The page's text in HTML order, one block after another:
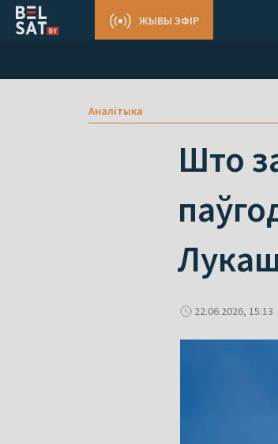
ЖЫВЫ ЭФІР
Аналітыка
Што
22.06.2026, 15:13